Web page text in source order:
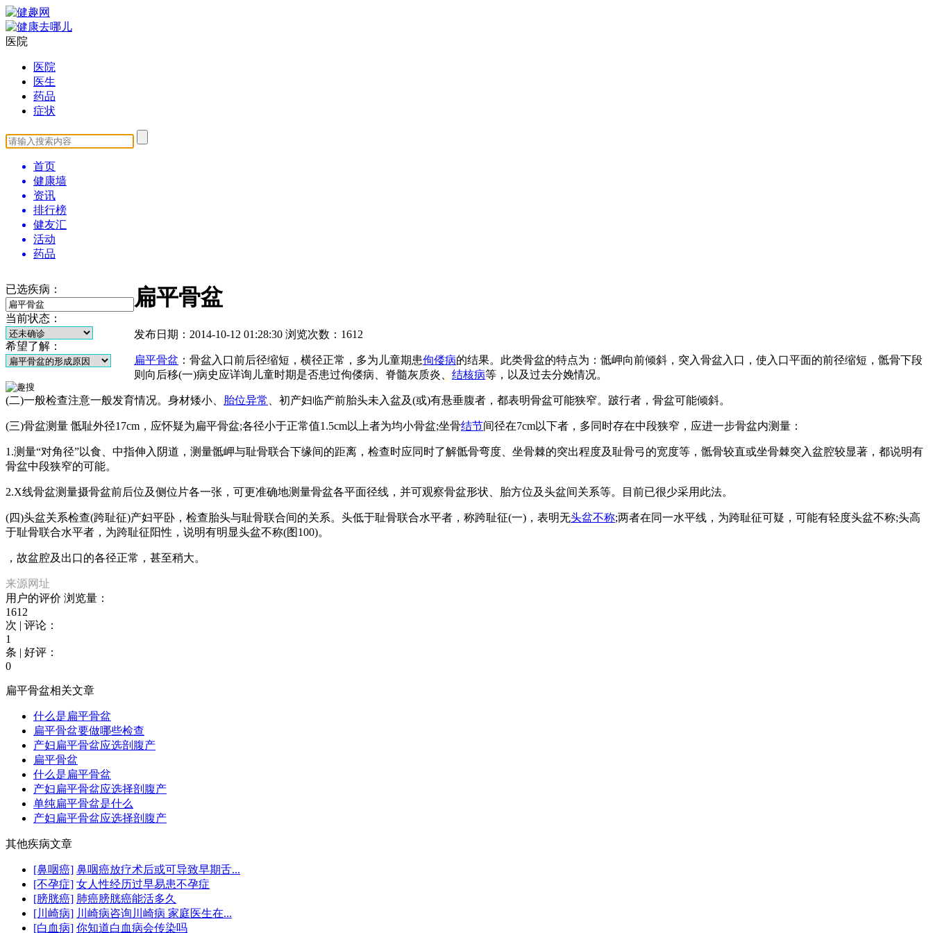
医院
医院
医生
药品
症状
首页
健康墙
资讯
排行榜
健友汇
活动
药品
已选疾病：
当前状态：
希望了解：
扁平骨盆
发布日期：2014-10-12 01:28:30 浏览次数： 1612
扁平骨盆 ：骨盆入口前后径缩短，横径正常，多为儿童期患佝偻病的结果。此类骨盆的特点为：骶岬向前倾斜，突入骨盆入口，使入口平面的前径缩短，骶骨下段
则向后移(一)病史应详询儿童时期是否患过佝偻病、脊髓灰质炎、 结核病等，以及过去分娩情况。
(二)一般检查注意一般发育情况。身材矮小、 胎位异常 、初产妇临产前胎头未入盆及(或)有悬垂腹者，都表明骨盆可能狭窄。跛行者，骨盆可能倾斜。
(三)骨盆测量 骶耻外径17cm，应怀疑为扁平骨盆;各径小于正常值1.5cm以上者为均小骨盆;坐骨结节间径在7cm以下者，多同时存在中段狭窄，应进一步骨盆内测量：
1.测量“对角径”以食、中指伸入阴道，测量骶岬与耻骨联合下缘间的距离，检查时应同时了解骶骨弯度、坐骨棘的突出程度及耻骨弓的宽度等，骶骨较直或坐骨棘突入盆腔较显著，都说明有
骨盆中段狭窄的可能。
2.X线骨盆测量摄骨盆前后位及侧位片各一张，可更准确地测量骨盆各平面径线，并可观察骨盆形状、胎方位及头盆间关系等。目前已很少采用此法。
(四)头盆关系检查(跨耻征)产妇平卧，检查胎头与耻骨联合间的关系。头低于耻骨联合水平者，称跨耻征(一)，表明无头盆不称;两者在同一水平线，为跨耻征可疑，可能有轻度头盆不称;头高
于耻骨联合水平者，为跨耻征阳性，说明有明显头盆不称(图100)。
，故盆腔及出口的各径正常，甚至稍大。
来源网址
用户的评价 浏览量：
1612
次 | 评论：
1
条 | 好评：
0
扁平骨盆相关文章
什么是扁平骨盆
扁平骨盆要做哪些检查
产妇扁平骨盆应选剖腹产
扁平骨盆
什么是扁平骨盆
产妇扁平骨盆应选择剖腹产
单纯扁平骨盆是什么
产妇扁平骨盆应选择剖腹产
其他疾病文章
[鼻咽癌] 鼻咽癌放疗术后或可导致早期舌...
[不孕症] 女人性经历过早易患不孕症
[膀胱癌] 肺癌膀胱癌能活多久
[川崎病] 川崎病咨询川崎病 家庭医生在...
[白血病] 你知道白血病会传染吗